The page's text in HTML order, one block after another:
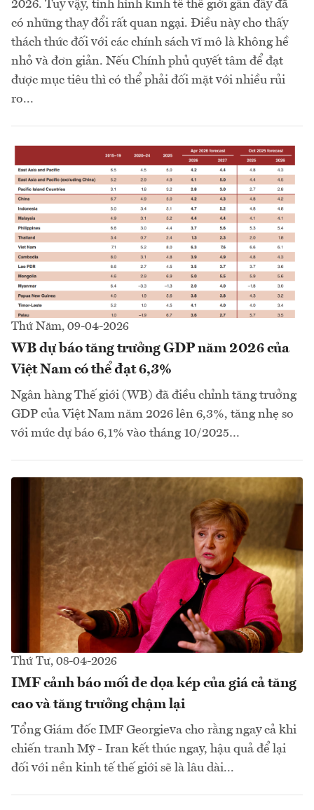
2026. Tuy vậy, tình hình kinh tế thế giới gần đây đã
có những thay đổi rất quan ngại. Điều này cho thấy
thách thức đối với các chính sách vĩ mô là không hề
nhỏ và đơn giản. Nếu Chính phủ quyết tâm để đạt
được mục tiêu thì có thể phải đối mặt với nhiều rủi
ro...
Thứ Năm, 09-04-2026
WB dự báo tăng trưởng GDP năm 2026 của
Việt Nam có thể đạt 6,3%
Ngân hàng Thế giới (WB) đã điều chỉnh tăng trưởng
GDP của Việt Nam năm 2026 lên 6,3%, tăng nhẹ so
với mức dự báo 6,1% vào tháng 10/2025…
Thứ Tư, 08-04-2026
IMF cảnh báo mối đe dọa kép của giá cả tăng
cao và tăng trưởng chậm lại
Tổng Giám đốc IMF Georgieva cho rằng ngay cả khi
chiến tranh Mỹ - Iran kết thúc ngay, hậu quả để lại
đối với nền kinh tế thế giới sẽ là lâu dài...